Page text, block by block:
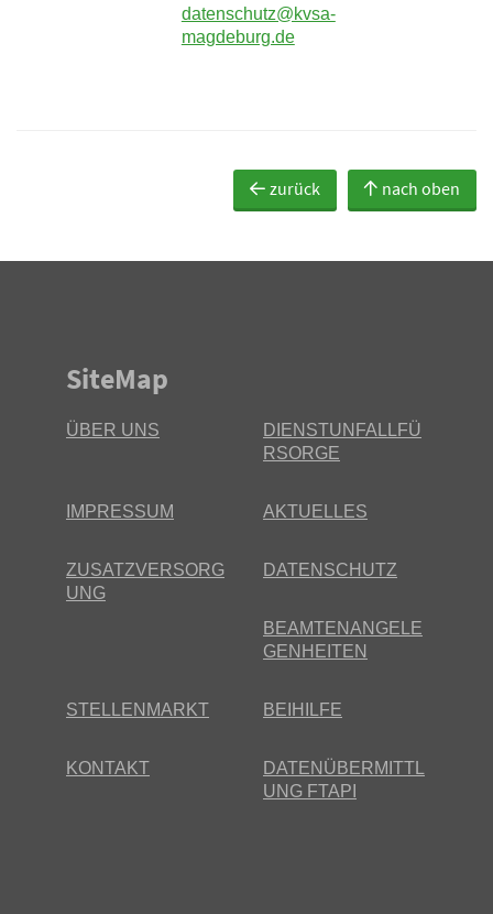
datenschutz@kvsa-
magdeburg.de
zurück nach oben
SiteMap
ÜBER UNS
DIENSTUNFALLFÜ
RSORGE
IMPRESSUM AKTUELLES
ZUSATZVERSORG
UNG
DATENSCHUTZ
BEAMTENANGELE
GENHEITEN
STELLENMARKT BEIHILFE
KONTAKT
DATENÜBERMITTL
UNG FTAPI